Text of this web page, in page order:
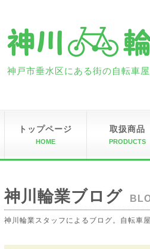
神戸市垂水区にある街の自転車
トップページ
HOME
取扱商品
PRODUCTS
神川輪業ブログ
神川輪業スタッフによるブログ。自転車